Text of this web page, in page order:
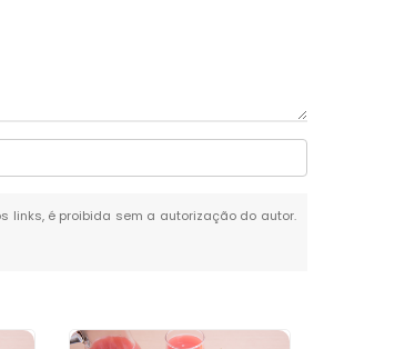
links, é proibida sem a autorização do autor.